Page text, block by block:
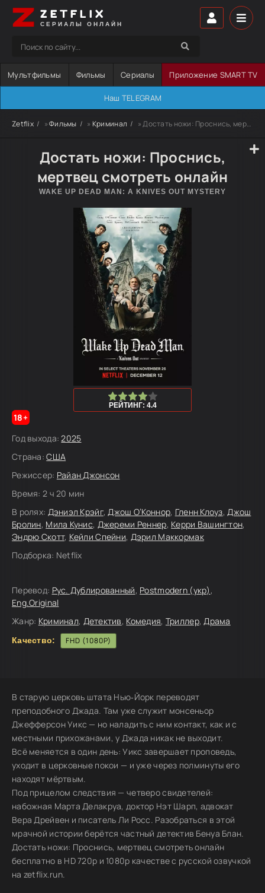
ZETFLIX
СЕРИАЛЫ ОНЛАЙН
Мультфильмы Фильмы Сериалы Приложение SMART TV
Наш TELEGRAM
Zetflix »Фильмы » Криминал » Достать ножи: Проснись, мертвец
Достать ножи: Проснись,
мертвец смотреть онлайн
WAKE UP DEAD MAN: A KNIVES OUT MYSTERY
4
5
РЕЙТИНГ: 4.4
18+
Год выхода: 2025
Страна: США
Режиссер: Райан Джонсон
Время: 2 ч 20 мин
В ролях: Дэниэл Крэйг,Джош О’Коннор, Гленн Клоуз,Джош
Бролин, Мила Кунис, Джереми Реннер, Керри Вашингтон,
Эндрю Скотт, Кейли Спейни, Дэрил Маккормак
Подборка: Netflix
Перевод: Рус. Дублированный, Postmodern (укр) ,
Eng.Original
Жанр: Криминал, Детектив, Комедия, Триллер,Драма
Качество: FHD (1080P)
В старую церковь штата Нью‑Йорк переводят
преподобного Джада. Там уже служит монсеньор
Джефферсон Уикс — но наладить с ним контакт, как и с
местными прихожанами, у Джада никак не выходит.
Всё меняется в один день: Уикс завершает проповедь,
уходит в церковные покои — и уже через полминуты его
находят мёртвым.
Под прицелом следствия — четверо свидетелей:
набожная Марта Делакруа, доктор Нэт Шарп, адвокат
Вера Дрейвен и писатель Ли Росс. Разобраться в этой
мрачной истории берётся частный детектив Бенуа Блан.
Достать ножи: Проснись, мертвец смотреть онлайн
бесплатно в HD 720p и 1080p качестве с русской озвучкой
на zetflix.run.